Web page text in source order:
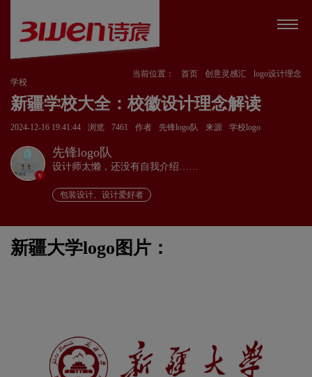
当前位置： 首页 创意灵感汇
logo设计理念
学校
新疆学校大全：校徽设计理念解读
2024-12-16 19:41:44 浏览 7461 作者 先锋logo队 来源 学校logo
v
先锋logo队
设计师太懒，还没有自我介绍……
包装设计、设计爱好者
新疆大学logo图片：